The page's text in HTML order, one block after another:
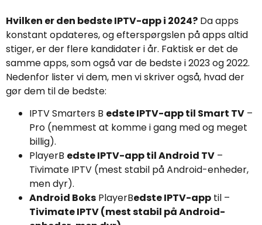
Hvilken er den bedste IPTV-app i 2024? Da apps
konstant opdateres, og efterspørgslen på apps altid
stiger, er der flere kandidater i år. Faktisk er det de
samme apps, som også var de bedste i 2023 og 2022.
Nedenfor lister vi dem, men vi skriver også, hvad der
gør dem til de bedste:
IPTV Smarters B edste IPTV-app til Smart TV –
Pro (nemmest at komme i gang med og meget
billig).
PlayerB edste IPTV-app til Android TV –
Tivimate IPTV (mest stabil på Android-enheder,
men dyr).
Android Boks PlayerBedste IPTV-app til –
Tivimate IPTV (mest stabil på Android-